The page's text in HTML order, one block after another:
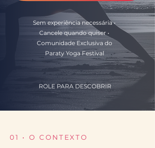
Sem experiência necessária •
Cancele quando quiser •
Comunidade Exclusiva do
Paraty Yoga Festival
ROLE PARA DESCOBRIR
01 • O CONTEXTO